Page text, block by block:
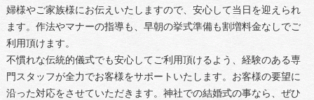
婦様やご家族様にお伝えいたしますので、安心して当日を迎えられ
ます。作法やマナーの指導も、早朝の挙式準備も割増料金なしでご
利用頂けます。
不慣れな伝統的儀式でも安心してご利用頂けるよう、経験のある専
門スタッフが全力でお客様をサポートいたします。お客様の要望に
沿った対応をさせていただきます。神社での結婚式の事なら、ぜひ